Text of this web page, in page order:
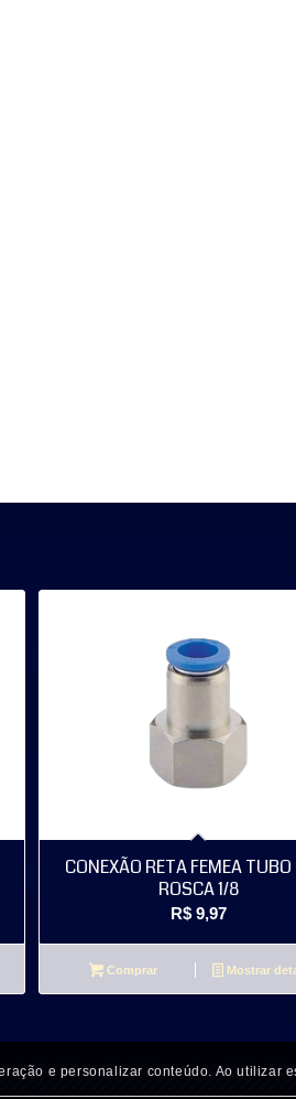
CONEXÃO RETA FEMEA
ROSCA 1/8
R$ 9,97
Comprar Mostrar
e personalizar conteúdo. Ao utilizar